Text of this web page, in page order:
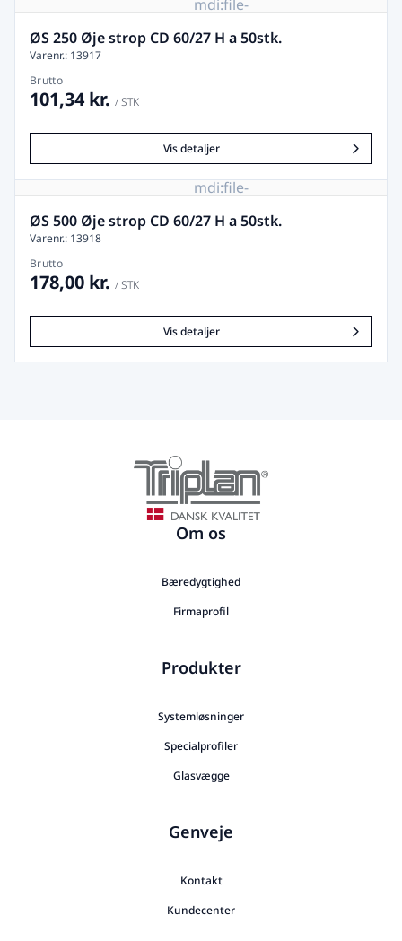
mdi:file-
image-
remove
ØS 250 Øje strop CD 60/27 H a 50stk.
Varenr.: 13917
Brutto
101,34 kr. / STK
Vis detaljer
mdi:file-
image-
remove
ØS 500 Øje strop CD 60/27 H a 50stk.
Varenr.: 13918
Brutto
178,00 kr. / STK
Vis detaljer
Om os
Bæredygtighed
Firmaprofil
Produkter
Systemløsninger
Specialprofiler
Glasvægge
Genveje
Kontakt
Kundecenter